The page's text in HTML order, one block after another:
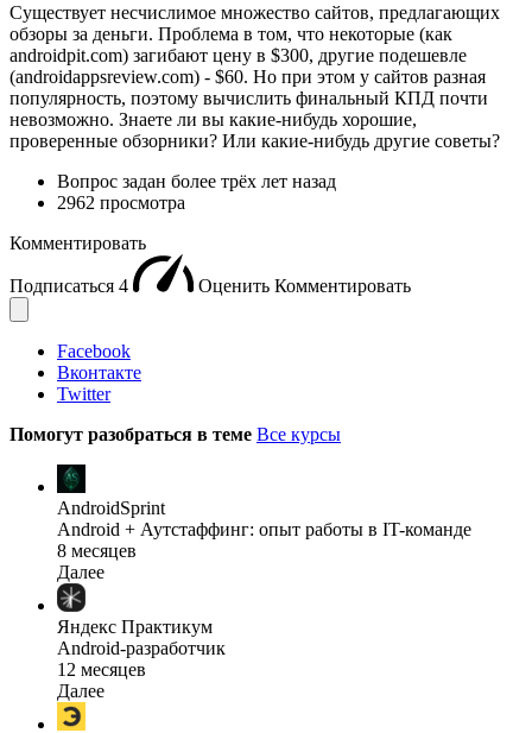
Существует несчислимое множество сайтов, предлагающих
обзоры за деньги. Проблема в том, что некоторые (как
androidpit.com) загибают цену в $300, другие подешевле
(androidappsreview.com) - $60. Но при этом у сайтов разная
популярность, поэтому вычислить финальный КПД почти
невозможно. Знаете ли вы какие-нибудь хорошие,
проверенные обзорники? Или какие-нибудь другие советы?
Вопрос задан более трёх лет назад
2962 просмотра
Комментировать
Подписаться 4 Оценить Комментировать
Facebook
Вконтакте
Twitter
Помогут разобраться в теме Все курсы
AndroidSprint
Android + Аутстаффинг: опыт работы в IT-команде
8 месяцев
Далее
Яндекс Практикум
Android-разработчик
12 месяцев
Далее